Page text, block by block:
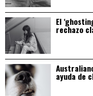
El
rechazo
ayuda de